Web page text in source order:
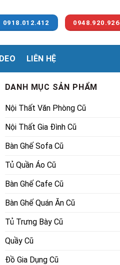
0918.012.412 0948.920.926
LIÊN HỆ
DANH MỤC SẢN PHẨM
Nội Thất Văn Phòng Cũ
Nội Thất Gia Đình Cũ
Bàn Ghế Sofa Cũ
Tủ Quần Áo Cũ
Bàn Ghế Cafe Cũ
Bàn Ghế Quán Ăn Cũ
Tủ Trưng Bày Cũ
Quầy Cũ
Đồ Gia Dụng Cũ